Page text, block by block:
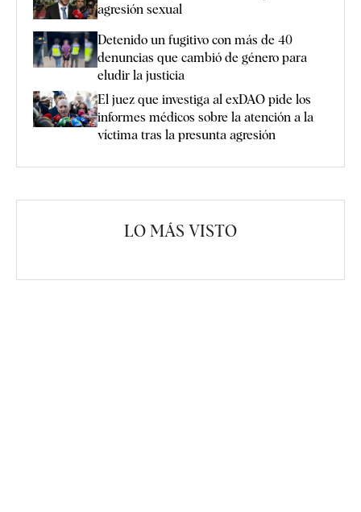
agresión sexual
Detenido un fugitivo con más de 40
denuncias que cambió de género para
eludir la justicia
El juez que investiga al exDAO pide los
informes médicos sobre la atención a la
víctima tras la presunta agresión
LO MÁS VISTO